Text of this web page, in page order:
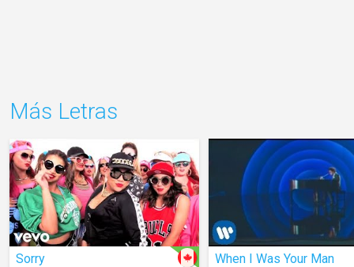
Más Letras
Sorry When I Was Your Man